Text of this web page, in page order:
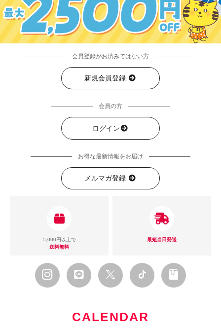
会員登録がお済みではない方
新規会員登録
会員の方
ログイン
お得な最新情報をお届け
メルマガ登録
5,000円以上で
送料無料
最短当日発送
CALENDAR